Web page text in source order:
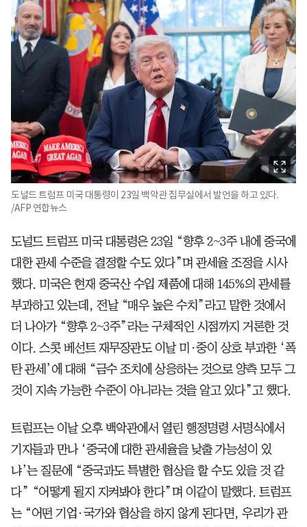
도널드 트럼프 미국 대통령이 23일 백악관 집무실에서 발언을 하고 있다.
/AFP 연합뉴스
도널드 트럼프 미국 대통령은 23일 “향후 2~3주 내에 중국에
대한 관세 수준을 결정할 수도 있다”며 관세율 조정을 시사
했다. 미국은 현재 중국산 수입 제품에 대해 145%의 관세를
부과하고 있는데, 전날 “매우 높은 수치”라고 말한 것에서
더 나아가 “향후 2~3주”라는 구체적인 시점까지 거론한 것
이다. 스콧 베선트 재무장관도 이날 미·중이 상호 부과한 ‘폭
탄 관세’에 대해 “금수 조치에 상응하는 것으로 양측 모두 그
것이 지속 가능한 수준이 아니라는 것을 알고 있다”고 했다.
트럼프는 이날 오후 백악관에서 열린 행정명령 서명식에서
기자들과 만나 ‘중국에 대한 관세율을 낮출 가능성이 있
냐’는 질문에 “중국과도 특별한 협상을 할 수도 있을 것 같
다” “어떻게 될지 지켜봐야 한다”며 이같이 말했다. 트럼프
는 “어떤 기업·국가와 협상을 하지 않게 된다면, 우리가 관